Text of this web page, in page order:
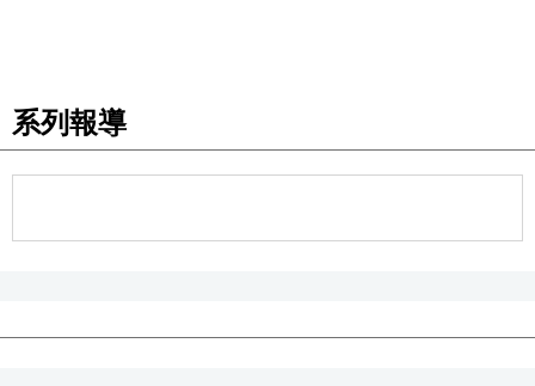
系列報導